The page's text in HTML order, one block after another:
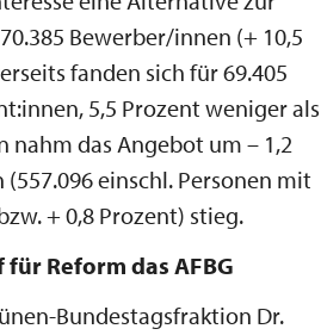
Bewerber/innen (+ 10,5
fanden sich für 69.405
5,5 Prozent weniger als
nahm das Angebot um – 1,2
einschl. Personen mit
+ 0,8 Prozent) stieg.
Reform das AFBG
Bundestagsfraktion Dr.